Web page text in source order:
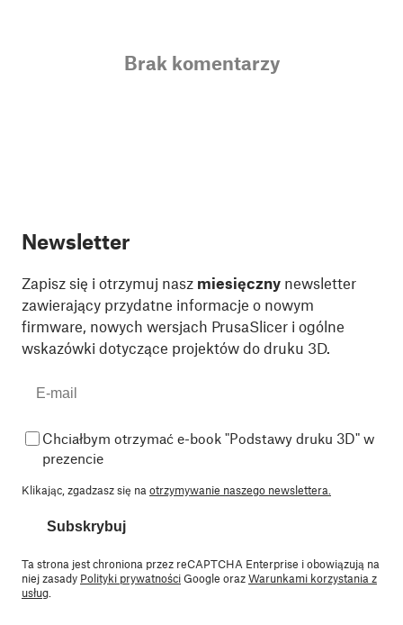
Brak komentarzy
Newsletter
Zapisz się i otrzymuj nasz miesięczny newsletter
zawierający przydatne informacje o nowym
firmware, nowych wersjach PrusaSlicer i ogólne
wskazówki dotyczące projektów do druku 3D.
Chciałbym otrzymać e-book "Podstawy druku 3D" w
prezencie
Klikając, zgadzasz się na otrzymywanie naszego newslettera.
Subskrybuj
Ta strona jest chroniona przez reCAPTCHA Enterprise i obowiązują na
niej zasady Polityki prywatnościGoogle orazWarunkami korzystania z
usług